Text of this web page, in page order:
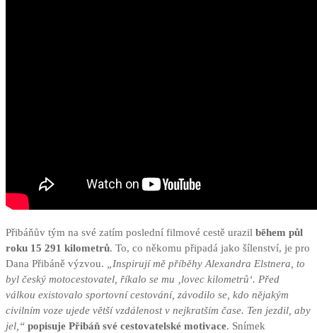
Přibáňův tým na své zatím poslední filmové cestě urazil během půl
roku 15 291 kilometrů. To, co někomu připadá jako šílenství, je pro
Dana Přibáně výzvou.
„Inspirují mě příběhy Alexandra Elstnera, to
byl český motocestovatel, říkalo se mu ‚lovec kilometrů‘. Před
válkou existovalo sportovní cestování, závodilo se, kdo nějakým
civilním voze ujede větší vzdálenost v nejkratším čase. Ten jezdil, aby
jel,“ popisuje Přibáň své cestovatelské motivace. Snímek